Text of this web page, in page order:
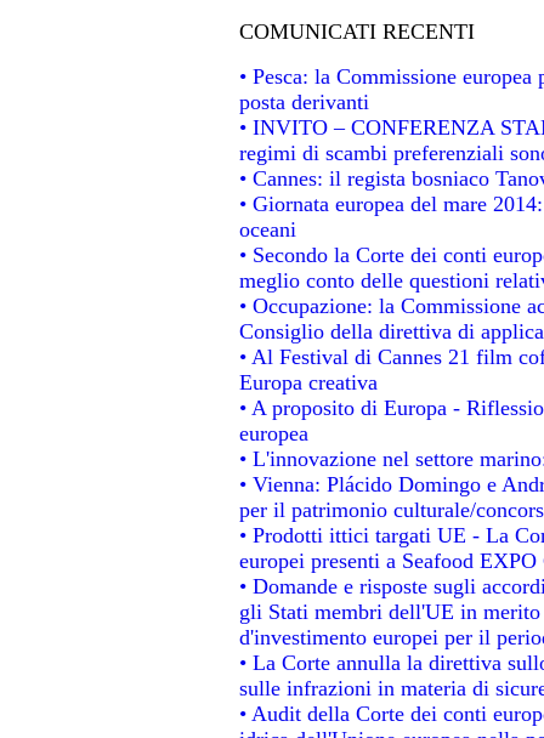
COMUNICATI RECENTI
• Pesca: la Commissione
posta derivanti
• INVITO – CONFERENZA
regimi di scambi preferenziali
• Cannes: il regista bosniaco
• Giornata europea del mare
oceani
• Secondo la Corte dei conti
meglio conto delle questioni
• Occupazione: la Commissione
Consiglio della direttiva di
• Al Festival di Cannes 21 film
Europa creativa
• A proposito di Europa -
europea
• L'innovazione nel settore
• Vienna: Plácido Domingo e
per il patrimonio culturale/
• Prodotti ittici targati UE - La
europei presenti a Seafood
• Domande e risposte sugli
gli Stati membri dell'UE in
d'investimento europei per il
• La Corte annulla la direttiva
sulle infrazioni in materia di
• Audit della Corte dei conti